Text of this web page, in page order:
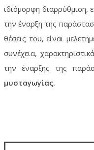
ιδιόμορφη διαρρύθμιση,
την έναρξη της
θέσεις του, είναι
συνέχεια,
την έναρξης της
μυσταγωγίας.